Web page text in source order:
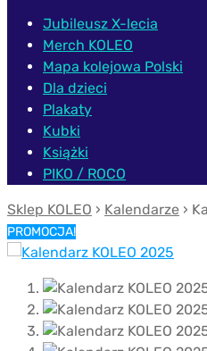
Jubileusz X-lecia
Merch KOLEO
Mapa kolejowa Polski
Dla dzieci
Plakaty
Kubki
Książki
PIKO / ROCO
Sklep KOLEO › Kalendarze ›
PROMOCJA!